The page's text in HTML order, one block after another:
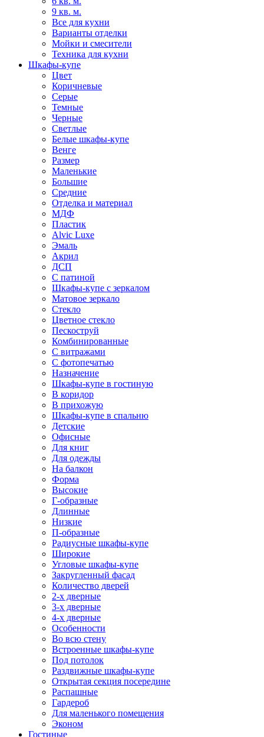
9 кв. м.
Все для кухни
Варианты отделки
Мойки и смесители
Техника для кухни
Шкафы-купе
Цвет
Коричневые
Серые
Темные
Черные
Светлые
Белые шкафы-купе
Венге
Размер
Маленькие
Большие
Средние
Отделка и материал
МДФ
Пластик
Alvic Luxe
Эмаль
Акрил
ДСП
С патиной
Шкафы-купе с зеркалом
Матовое зеркало
Стекло
Цветное стекло
Пескоструй
Комбинированные
С витражами
С фотопечатью
Назначение
Шкафы-купе в гостиную
В коридор
В прихожую
Шкафы-купе в спальню
Детские
Офисные
Для книг
Для одежды
На балкон
Форма
Высокие
Г-образные
Длинные
Низкие
П-образные
Радиусные шкафы-купе
Широкие
Угловые шкафы-купе
Закругленный фасад
Количество дверей
2-х дверные
3-х дверные
4-х дверные
Особенности
Во всю стену
Встроенные шкафы-купе
Под потолок
Раздвижные шкафы-купе
Открытая секция посередине
Распашные
Гардероб
Для маленького помещения
Эконом
Гостиные